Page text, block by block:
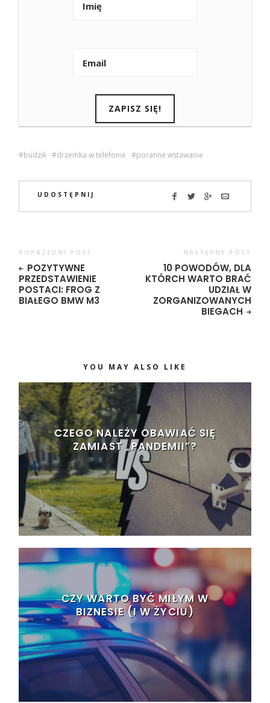
budzik drzemka w telefonie poranne wstawanie
UDOSTĘPNIJ
POPRZEDNI POST
POZYTYWNE
PRZEDSTAWIENIE
POSTACI: FROG Z
BIAŁEGO BMW M3
NASTĘPNY POST
10 POWODÓW, DLA
KTÓRCH WARTO BRAĆ
UDZIAŁ W
ZORGANIZOWANYCH
BIEGACH
YOU MAY ALSO LIKE
CZEGO NALEŻY OBAWIAĆ SIĘ
ZAMIAST „PANDEMII”?
CZY WARTO BYĆ MIŁYM W
BIZNESIE (I W ŻYCIU)